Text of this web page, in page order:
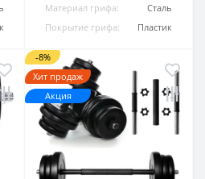
Материал грифа:
Сталь
Покрытие грифа:
Пластик
-8%
Хит продаж
Акция